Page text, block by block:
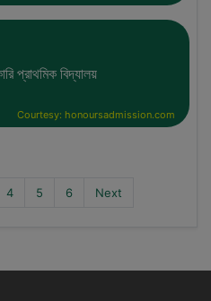
প্রাথমিক বিদ্যালয়
Courtesy: honoursadmission.com
4 5 6 Next